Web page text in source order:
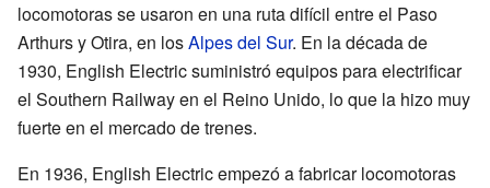
locomotoras se usaron en una ruta difícil entre el Paso
Arthurs y Otira, en losAlpes del Sur. En la década de
1930, English Electric suministró equipos para electrificar
el Southern Railway en el Reino Unido, lo que la hizo muy
fuerte en el mercado de trenes.
En 1936, English Electric empezó a fabricar locomotoras